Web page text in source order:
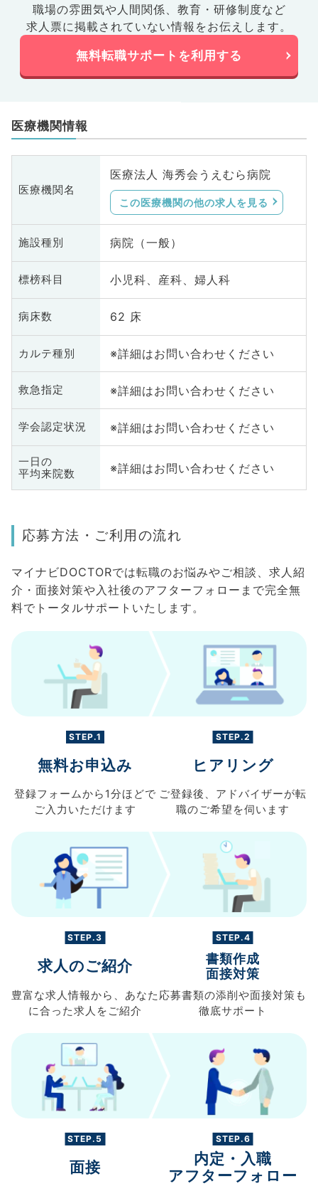
職場の雰囲気や人間関係、 教育・研修制度など
求人票に掲載されていない情報をお伝えします。
無料転職サポートを利用する
医療機関情報
医療機関名
医療法人 海秀会うえむら病院
この医療機関の他の求人を見る
施設種別 病院（一般）
標榜科目 小児科、産科、婦人科
病床数 62 床
カルテ種別 ※詳細はお問い合わせください
救急指定 ※詳細はお問い合わせください
学会認定状況 ※詳細はお問い合わせください
一日の
平均来院数
※詳細はお問い合わせください
応募方法・ご利用の流れ
マイナビDOCTORでは転職のお悩みやご相談、求人紹
介・面接対策や入社後のアフターフォローまで完全無
料でトータルサポートいたします。
STEP.1
無料お申込み
登録フォームから 1分ほどで
ご入力 いただけます
STEP.2
ヒアリング
ご登録後、 アドバイザーが転
職のご希望を伺います
STEP.3
求人のご紹介
豊富な求人情報から、 あなた
に合った求人を ご紹介
STEP.4
書類作成
面接対策
応募書類の添削や面接対策も
徹底サポート
STEP.5
面接
STEP.6
内定・入職
アフターフォロー